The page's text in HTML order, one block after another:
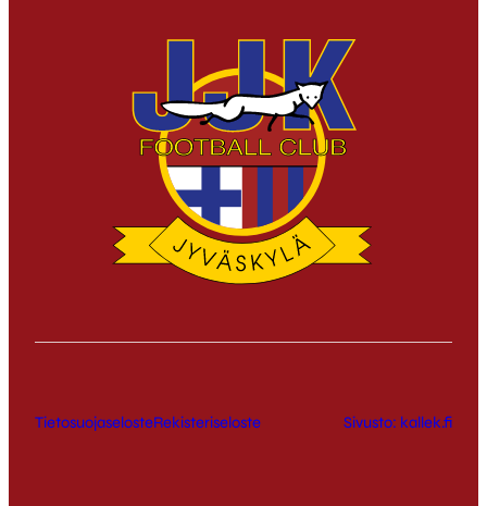
TietosuojaselosteRekisteriseloste Sivusto: kallek.fi